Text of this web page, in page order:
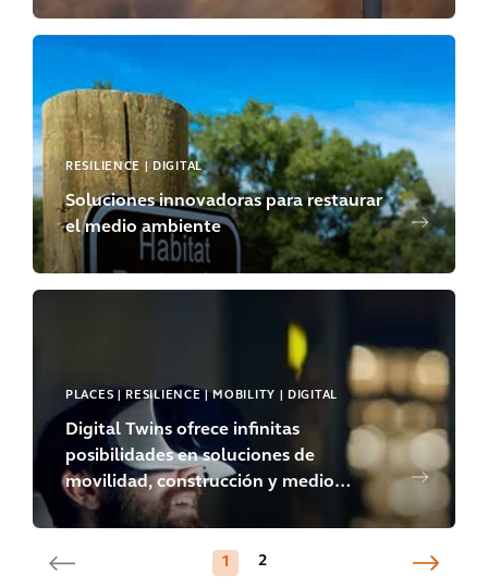
RESILIENCE | DIGITAL
Soluciones innovadoras para restaurar
el medio ambiente
PLACES | RESILIENCE | MOBILITY | DIGITAL
Digital Twins ofrece infinitas
posibilidades en soluciones de
movilidad, construcción y medio
ambiente
1 2